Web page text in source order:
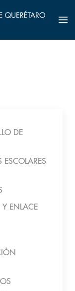
DE
ENLACE